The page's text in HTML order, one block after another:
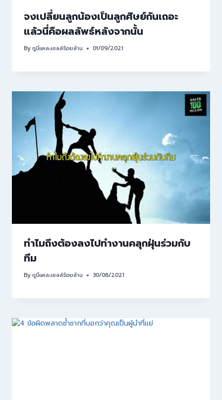
จงเปลี่ยนลูกน้องเป็นลูกศิษย์กันเถอะ
แล้วนี่คือผลลัพธ์หลังจากนั้น
Byกูนี่แหละเซลล์ร้อยล้าน 01/09/2021
ทำไมถึงต้องลงไปทำงานคลุกฝุ่นร่วมกับ
ทีม
Byกูนี่แหละเซลล์ร้อยล้าน 30/08/2021